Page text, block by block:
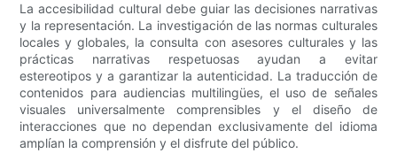
La accesibilidad cultural debe guiar las decisiones narrativas
y la representación. La investigación de las normas culturales
locales y globales, la consulta con asesores culturales y las
prácticas narrativas respetuosas ayudan a evitar
estereotipos y a garantizar la autenticidad. La traducción de
contenidos para audiencias multilingües, el uso de señales
visuales universalmente comprensibles y el diseño de
interacciones que no dependan exclusivamente del idioma
amplían la comprensión y el disfrute del público.